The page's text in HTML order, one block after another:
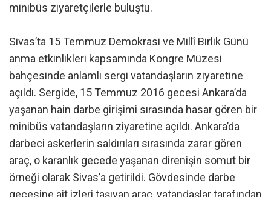
minibüs ziyaretçilerle buluştu.
Sivas’ta 15 Temmuz Demokrasi ve Millî Birlik Günü
anma etkinlikleri kapsamında Kongre Müzesi
bahçesinde anlamlı sergi vatandaşların ziyaretine
açıldı. Sergide, 15 Temmuz 2016 gecesi Ankara’da
yaşanan hain darbe girişimi sırasında hasar gören bir
minibüs vatandaşların ziyaretine açıldı. Ankara’da
darbeci askerlerin saldırıları sırasında zarar gören
araç, o karanlık gecede yaşanan direnişin somut bir
örneği olarak Sivas’a getirildi. Gövdesinde darbe
gecesine ait izleri taşıyan araç, vatandaşlar tarafından